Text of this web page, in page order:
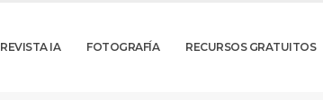
REVISTA IA FOTOGRAFÍA RECURSOS GRATUITOS